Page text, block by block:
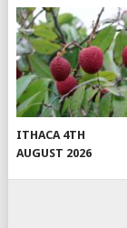
ITHACA 4TH
AUGUST 2026